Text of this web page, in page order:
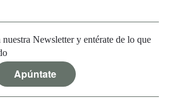
nuestra Newsletter y entérate de lo que
Apúntate